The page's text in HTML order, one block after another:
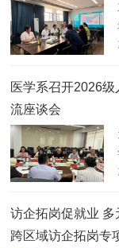
医学系召开2026
流座谈会
访企拓岗促就业
跨区域访企拓岗专